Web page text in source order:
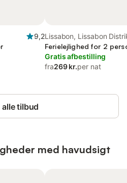
9,2Lissabon, Lissabon
Ferielejlighed for 2
Gratis afbestilling
fra269 kr.per nat
alle tilbud
med havudsigt